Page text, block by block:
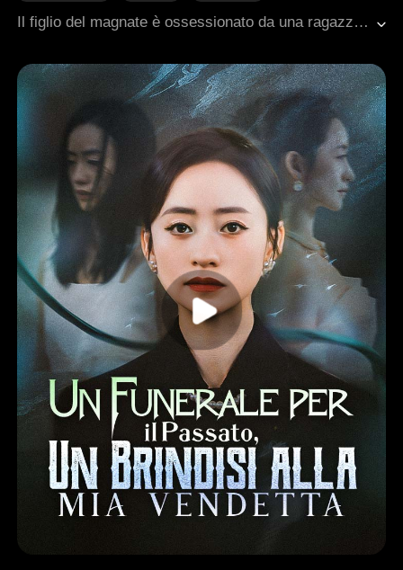
Romanzo sentimentale moderno
Innamoramento Graduale
Il figlio del magnate è ossessionato da una ragazza comune ma astuta, la più popolare della scuola. Per contrastarla, il magnate ingaggia Alexa, un'influencer dall'apparenza innocente ma manipolatrice, come nuora ideale. Se a suo figlio piace quel tipo, gli troveranno una versione più potente. Alexa accetta subito: l'offerta è troppo generosa. Scopre però che la sua rivale è una vecchia conoscenza: sua sorella, nemica di lunga data.